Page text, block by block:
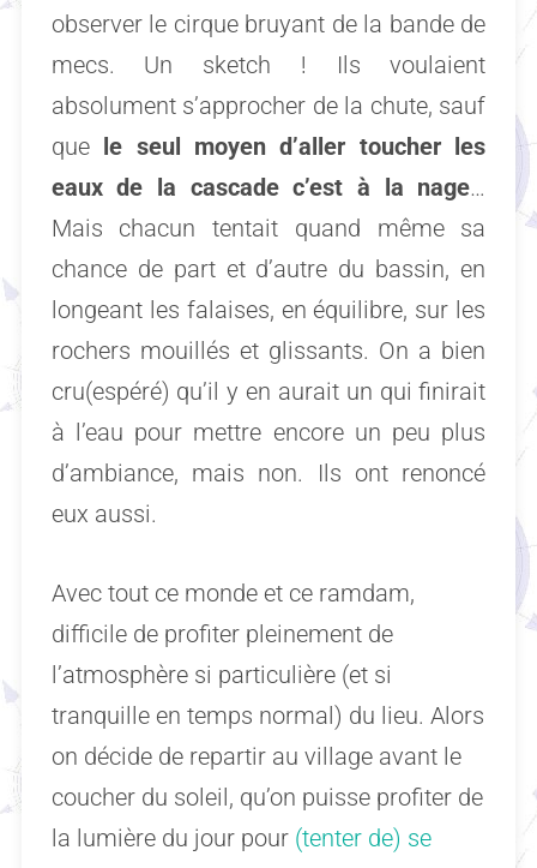
observer le cirque bruyant de la bande de
mecs. Un sketch ! Ils voulaient
absolument s’approcher de la chute, sauf
que
le seul moyen d’aller toucher les
eaux de la cascade c’est à la nage…
Mais chacun tentait quand même sa
chance de part et d’autre du bassin, en
longeant les falaises, en équilibre, sur les
rochers mouillés et glissants. On a bien
cru(espéré) qu’il y en aurait un qui finirait
à l’eau pour mettre encore un peu plus
d’ambiance, mais non. Ils ont renoncé
eux aussi.
Avec tout ce monde et ce ramdam,
difficile de profiter pleinement de
l’atmosphère si particulière (et si
tranquille en temps normal) du lieu. Alors
on décide de repartir au village avant le
coucher du soleil, qu’on puisse profiter de
la lumière du jour pour (tenter de) se